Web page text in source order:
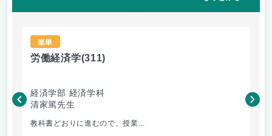
楽単
労働経済学(311)
経済学部 経済学科
清家篤先生
教科書どおりに進むので、授業...
片